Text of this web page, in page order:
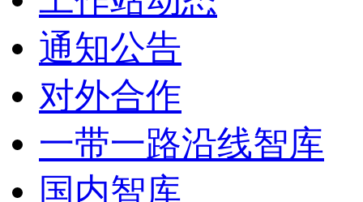
通知公告
对外合作
一带一路沿线智库
国内智库